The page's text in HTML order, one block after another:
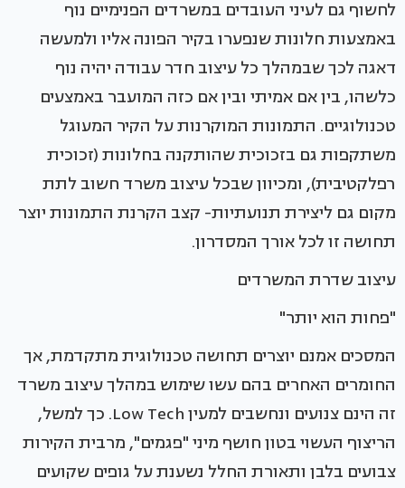
לחשוף גם לעיני העובדים במשרדים הפנימיים נוף
באמצעות חלונות שנפערו בקיר הפונה אליו ולמעשה
דאגה לכך שבמהלך כל עיצוב חדר עבודה יהיה נוף
כלשהו, בין אם אמיתי ובין אם כזה המועבר באמצעים
טכנולוגיים. התמונות המוקרנות על הקיר המעוגל
משתקפות גם בזכוכית שהותקנה בחלונות (זכוכית
רפלקטיבית), ומכיוון שבכל עיצוב משרד חשוב לתת
מקום גם ליצירת תנועתיות- קצב הקרנת התמונות יוצר
תחושה זו לכל אורך המסדרון.
עיצוב שדרת המשרדים
"פחות הוא יותר"
המסכים אמנם יוצרים תחושה טכנולוגית מתקדמת, אך
החומרים האחרים בהם עשו שימוש במהלך עיצוב משרד
זה הינם צנועים ונחשבים למעין Low Tech. כך למשל,
הריצוף העשוי בטון חושף מיני "פגמים", מרבית הקירות
צבועים בלבן ותאורת החלל נשענת על גופים שקועים